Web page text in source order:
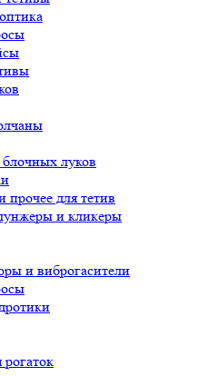
луков
для тетив
и кликеры
и виброгасители